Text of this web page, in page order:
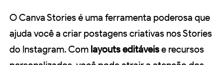
O Canva Stories é uma ferramenta poderosa que
ajuda você a criar postagens criativas nos Stories
do Instagram. Com layouts editáveise recursos